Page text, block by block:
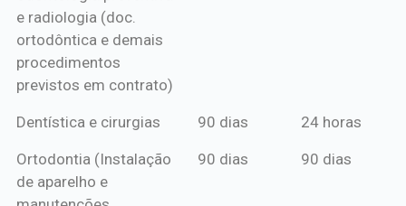
e radiologia (doc.
ortodôntica e demais
procedimentos
previstos em contrato)
Dentística e cirurgias 90 dias 24 horas
Ortodontia (Instalação
de aparelho e
90 dias 90 dias